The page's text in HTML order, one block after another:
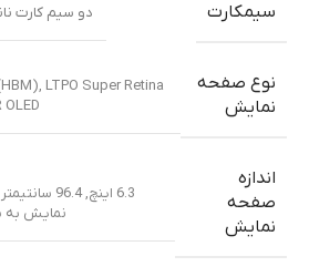
سیمکارت دو سیم کارت
نوع صفحه
نمایش
, LTPO Super Retina
OLED
اندازه
صفحه
نمایش
6.3 اینچ,
نمایش به